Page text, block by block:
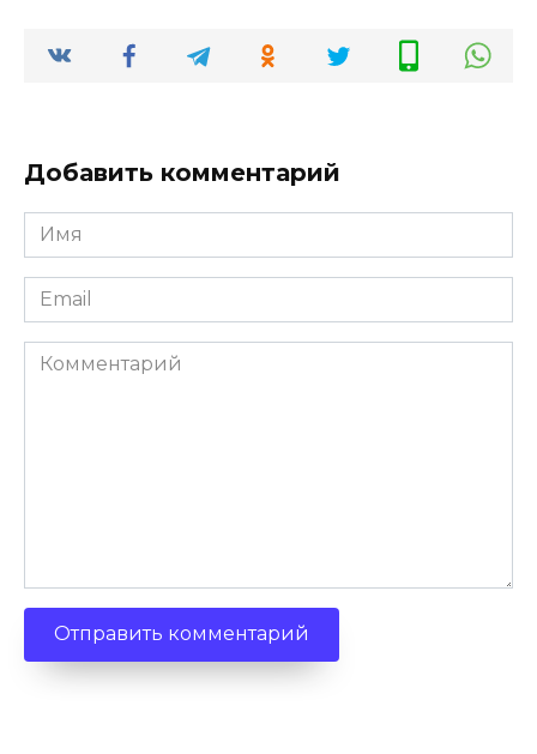
Добавить комментарий
Имя
*
Email
*
Комментарий